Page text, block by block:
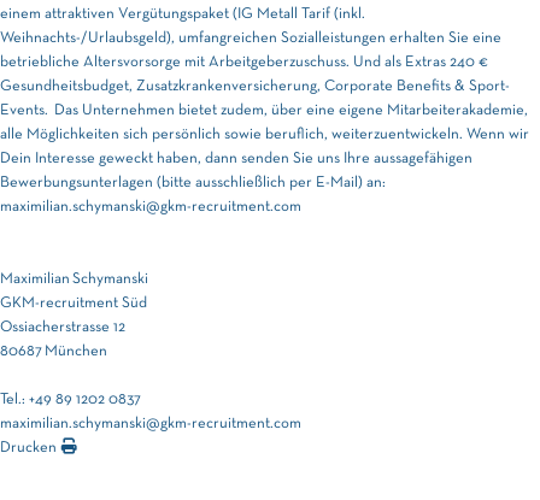
einem attraktiven Vergütungspaket (IG Metall Tarif (inkl.
Weihnachts-/Urlaubsgeld), umfangreichen Sozialleistungen erhalten Sie eine
betriebliche Altersvorsorge mit Arbeitgeberzuschuss. Und als Extras 240 €
Gesundheitsbudget, Zusatzkrankenversicherung, Corporate Benefits & Sport-
Events. Das Unternehmen bietet zudem, über eine eigene Mitarbeiterakademie,
alle Möglichkeiten sich persönlich sowie beruflich, weiterzuentwickeln. Wenn wir
Dein Interesse geweckt haben, dann senden Sie uns Ihre aussagefähigen
Bewerbungsunterlagen (bitte ausschließlich per E-Mail) an:
maximilian.schymanski@gkm-recruitment.com
Maximilian Schymanski
GKM-recruitment Süd
Ossiacherstrasse 12
80687 München
Tel.: +49 89 1202 0837
maximilian.schymanski@gkm-recruitment.com
Drucken